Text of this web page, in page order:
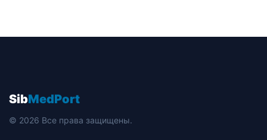
SibMedPort
© 2026 Все права защищены.